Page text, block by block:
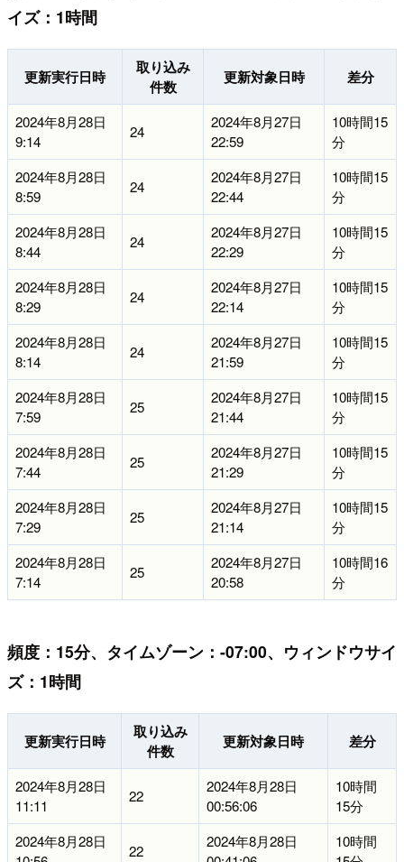
イズ：1時間
更新実行日時
取り込み
件数
更新対象日時 差分
2024年8月28日
9:14
24
2024年8月27日
22:59
10時間15
分
2024年8月28日
8:59
24
2024年8月27日
22:44
10時間15
分
2024年8月28日
8:44
24
2024年8月27日
22:29
10時間15
分
2024年8月28日
8:29
24
2024年8月27日
22:14
10時間15
分
2024年8月28日
8:14
24
2024年8月27日
21:59
10時間15
分
2024年8月28日
7:59
25
2024年8月27日
21:44
10時間15
分
2024年8月28日
7:44
25
2024年8月27日
21:29
10時間15
分
2024年8月28日
7:29
25
2024年8月27日
21:14
10時間15
分
2024年8月28日
7:14
25
2024年8月27日
20:58
10時間16
分
頻度：15分、タイムゾーン：-07:00、ウィンドウサイ
ズ：1時間
更新実行日時
取り込み
件数
更新対象日時 差分
2024年8月28日
11:11
22
2024年8月28日
00:56:06
10時間
15分
2024年8月28日
22
2024年8月28日
10時間